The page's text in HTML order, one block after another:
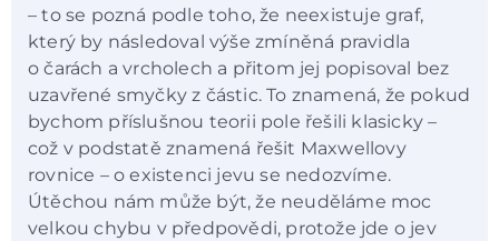
– to se pozná podle toho, že neexistuje graf,
který by následoval výše zmíněná pravidla
o čarách a vrcholech a přitom jej popisoval bez
uzavřené smyčky z částic. To znamená, že pokud
bychom příslušnou teorii pole řešili klasicky –
což v podstatě znamená řešit Maxwellovy
rovnice – o existenci jevu se nedozvíme.
Útěchou nám může být, že neuděláme moc
velkou chybu v předpovědi, protože jde o jev